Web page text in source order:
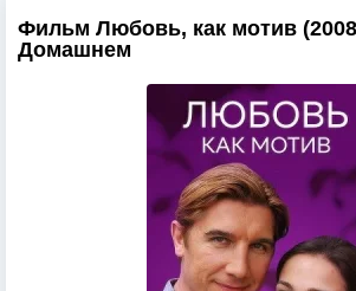
Фильм Любовь, как мотив
Домашнем